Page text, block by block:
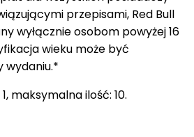
przepisami, Red Bull
wyłącznie osobom powyżej 16
wieku może być
wydaniu.*
maksymalna ilość: 10.